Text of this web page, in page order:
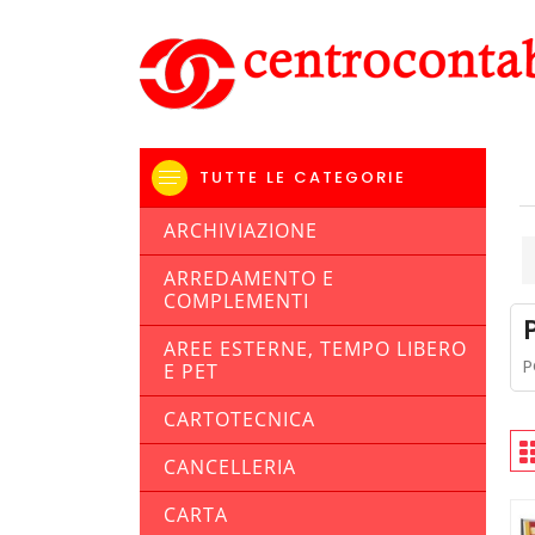
TUTTE LE CATEGORIE
ARCHIVIAZIONE
ARREDAMENTO E
COMPLEMENTI
AREE ESTERNE, TEMPO LIBERO
E PET
CARTOTECNICA
CANCELLERIA
CARTA